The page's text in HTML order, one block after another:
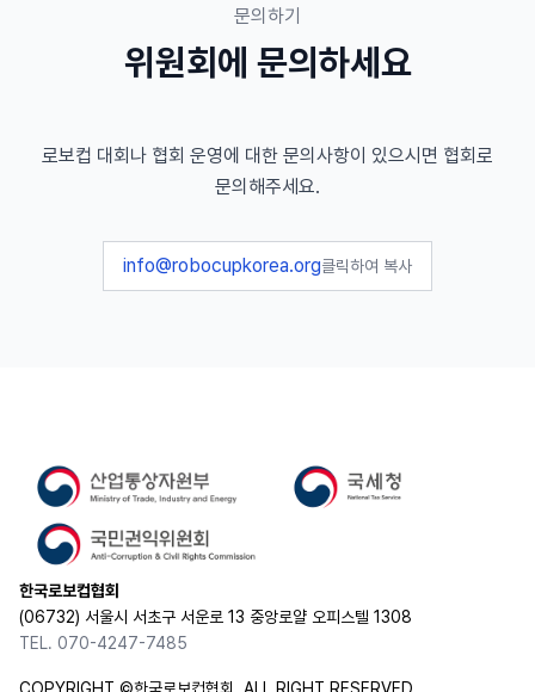
문의하기
위원회에 문의하세요
로보컵 대회나 협회 운영에 대한 문의사항이 있으시면 협회로
문의해주세요.
info@robocupkorea.org클릭하여 복사
한국로보컵협회
(06732) 서울시 서초구 서운로 13 중앙로얄 오피스텔 1308
TEL. 070-4247-7485